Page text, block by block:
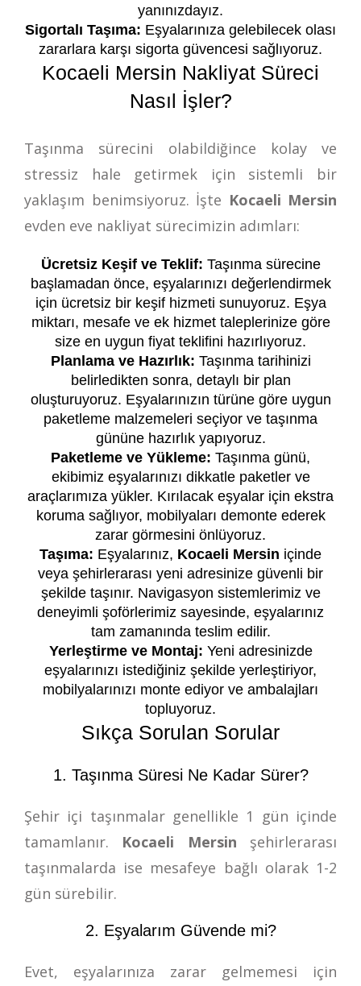
yanınızdayız.
Sigortalı Taşıma: Eşyalarınıza gelebilecek olası
zararlara karşı sigorta güvencesi sağlıyoruz.
Kocaeli Mersin Nakliyat Süreci
Nasıl İşler?
Taşınma sürecini olabildiğince kolay ve
stressiz hale getirmek için sistemli bir
yaklaşım benimsiyoruz. İşte Kocaeli Mersin
evden eve nakliyat sürecimizin adımları:
Ücretsiz Keşif ve Teklif: Taşınma sürecine
başlamadan önce, eşyalarınızı değerlendirmek
için ücretsiz bir keşif hizmeti sunuyoruz. Eşya
miktarı, mesafe ve ek hizmet taleplerinize göre
size en uygun fiyat teklifini hazırlıyoruz.
Planlama ve Hazırlık: Taşınma tarihinizi
belirledikten sonra, detaylı bir plan
oluşturuyoruz. Eşyalarınızın türüne göre uygun
paketleme malzemeleri seçiyor ve taşınma
gününe hazırlık yapıyoruz.
Paketleme ve Yükleme: Taşınma günü,
ekibimiz eşyalarınızı dikkatle paketler ve
araçlarımıza yükler. Kırılacak eşyalar için ekstra
koruma sağlıyor, mobilyaları demonte ederek
zarar görmesini önlüyoruz.
Taşıma: Eşyalarınız, Kocaeli Mersin içinde
veya şehirlerarası yeni adresinize güvenli bir
şekilde taşınır. Navigasyon sistemlerimiz ve
deneyimli şoförlerimiz sayesinde, eşyalarınız
tam zamanında teslim edilir.
Yerleştirme ve Montaj: Yeni adresinizde
eşyalarınızı istediğiniz şekilde yerleştiriyor,
mobilyalarınızı monte ediyor ve ambalajları
topluyoruz.
Sıkça Sorulan Sorular
1. Taşınma Süresi Ne Kadar Sürer?
Şehir içi taşınmalar genellikle 1 gün içinde
tamamlanır. Kocaeli Mersin şehirlerarası
taşınmalarda ise mesafeye bağlı olarak 1-2
gün sürebilir.
2. Eşyalarım Güvende mi?
Evet, eşyalarınıza zarar gelmemesi için